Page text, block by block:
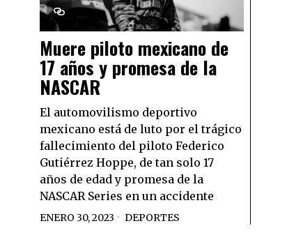
Muere piloto mexicano de
17 años y promesa de la
NASCAR
El automovilismo deportivo
mexicano está de luto por el trágico
fallecimiento del piloto Federico
Gutiérrez Hoppe, de tan solo 17
años de edad y promesa de la
NASCAR Series en un accidente
ENERO 30, 2023 DEPORTES